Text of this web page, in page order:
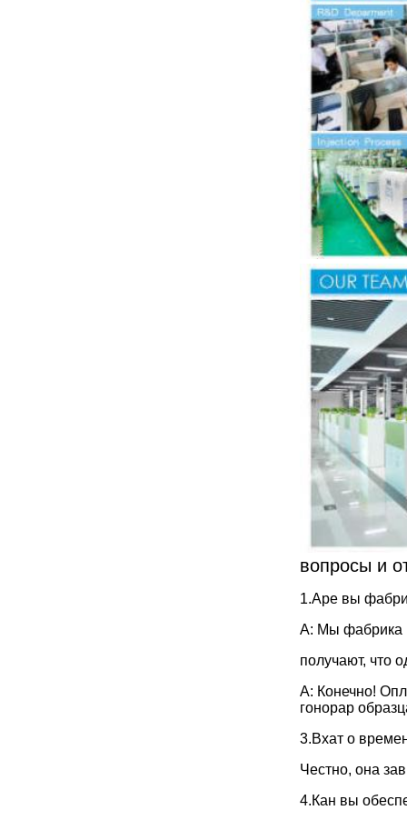
вопросы и
1.Аре вы
А: Мы фабрика
получают, что
А: Конечно!
гонорар
3.Вхат о
Честно, она
4.Кан вы